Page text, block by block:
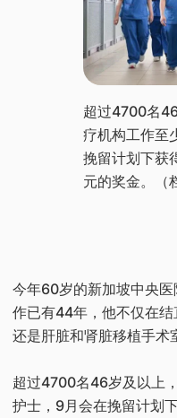
超过4700名
疗机构工作至
挽留计划下获
元的奖金。（
今年60岁的新加坡中央
作已有44年，他不仅在结
还是肝脏和肾脏移植手术
超过4700名46岁及以上
护士，9月会在挽留计划